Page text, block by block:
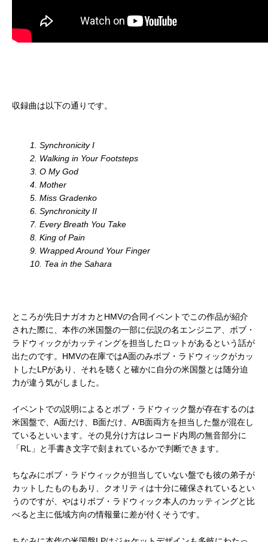
収録曲は以下の通りです。
1. Synchronicity I
2. Walking in Your Footsteps
3. O My God
4. Mother
5. Miss Gradenko
6. Synchronicity II
7. Every Breath You Take
8. King of Pain
9. Wrapped Around Your Finger
10. Tea in the Sahara
ところが先日ナガオカとHMVの合同イベントでこの作品が紹介
された際に、本作の米国盤の一部に伝説の名エンジニア、ボブ・
ラドウィックがカッティングを担当したロットがあるという話が
出たのです。HMVの在庫ではA面のみボブ・ラドウィックがカッ
トしたLPがあり、それを聴くと確かに自分の米国盤とは随分迫
力が違う気がしました。
イベントでの説明によるとボブ・ラドウィック盤が存在するのは
米国盤で、A面だけ、B面だけ、A/B面両方を担当した盤が混在し
ているといいます。その見分け方はレコード内周の無音部分に
「RL」と手書き文字で刻まれているかで判断できます。
ちなみにボブ・ラドウィックが担当していない盤でも彼の弟子が
カットしたものもあり、クオリティは十分に確保されているとい
うのですが、やはりボブ・ラドウィック本人のカッティングと比
べると主に低域方向の情報量に差が付くそうです。